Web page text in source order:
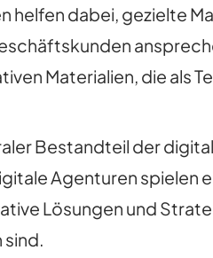
dabei, gezielte
Materialien, die als
Bestandteil der
Agenturen spielen
Lösungen und